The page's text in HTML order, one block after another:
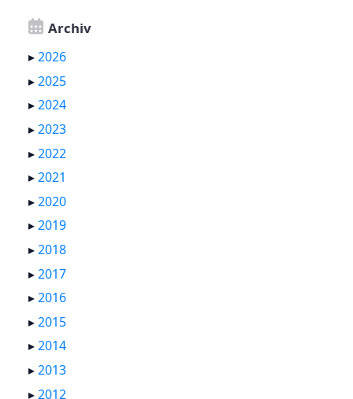
Archiv
▸2026
▸2025
▸2024
▸2023
▸2022
▸2021
▸2020
▸2019
▸2018
▸2017
▸2016
▸2015
▸2014
▸2013
▸2012